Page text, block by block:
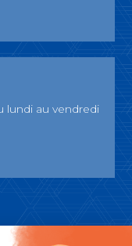
lundi au vendredi